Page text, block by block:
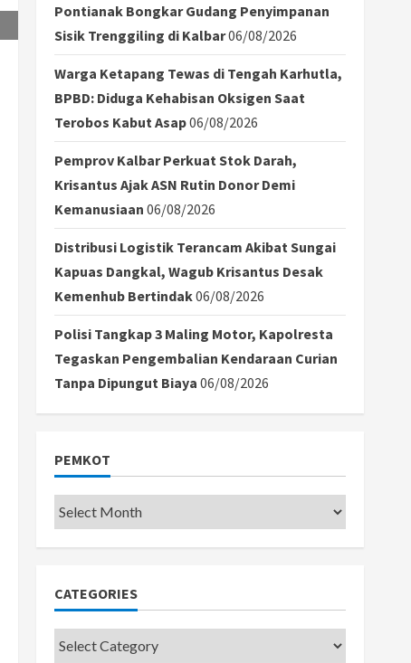
Pontianak Bongkar Gudang Penyimpanan
Sisik Trenggiling di Kalbar06/08/2026
Warga Ketapang Tewas di Tengah Karhutla,
BPBD: Diduga Kehabisan Oksigen Saat
Terobos Kabut Asap06/08/2026
Pemprov Kalbar Perkuat Stok Darah,
Krisantus Ajak ASN Rutin Donor Demi
Kemanusiaan 06/08/2026
Distribusi Logistik Terancam Akibat Sungai
Kapuas Dangkal, Wagub Krisantus Desak
Kemenhub Bertindak06/08/2026
Polisi Tangkap 3 Maling Motor, Kapolresta
Tegaskan Pengembalian Kendaraan Curian
Tanpa Dipungut Biaya 06/08/2026
PEMKOT
Pemkot
CATEGORIES
Categories